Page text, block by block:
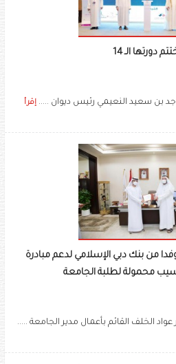
دورتها الـ 14
بن سعيد النعيمي رئيس ديوان ..... إقرأ
من بنك دبي الإسلامي لدعم مبادرة
محمولة لطلبة الجامعة
الخلف القائم بأعمال مدير الجامعة .....